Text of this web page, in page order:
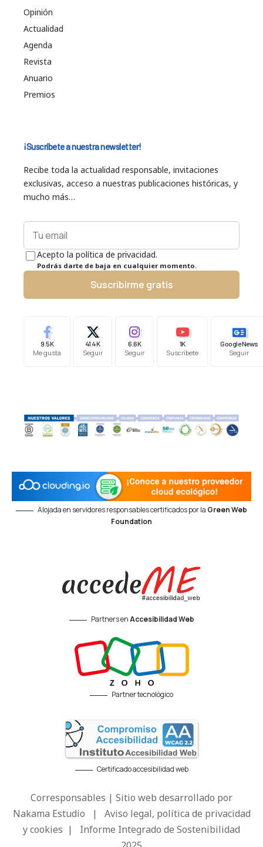
Opinión
Actualidad
Agenda
Revista
Anuario
Premios
¡Suscríbete a nuestra newsletter!
Recibe toda la actualidad responsable, invitaciones
exclusivas, acceso a nuestras publicaciones históricas, y
mucho más…
Acepto la política de privacidad.
Podrás darte de baja en cualquier momento.
Suscribirme gratis
9.5K
Me gusta
41.4K
Seguir
6.6K
Seguir
1K
Suscríbete
Google News
Seguir
Alojada en servidores responsables certificados por la Green Web
Foundation
Partners enAccesibilidad Web
Partner tecnológico
Certificado accesibilidad web
Corresponsables | Sitio web desarrollado por
Nakama Estudio | Aviso legal, política de privacidad
y cookies | Informe Integrado de Sostenibilidad